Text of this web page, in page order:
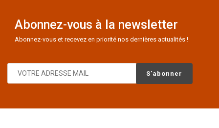
Abonnez-vous à la newsletter
Abonnez-vous et recevez en priorité nos dernières actualités !